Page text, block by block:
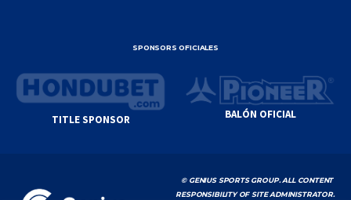
SPONSORS OFICIALES
TITLE SPONSOR BALÓN OFICIAL
© GENIUS SPORTS GROUP. ALL CONTENT
RESPONSIBILITY OF SITE ADMINISTRATOR.